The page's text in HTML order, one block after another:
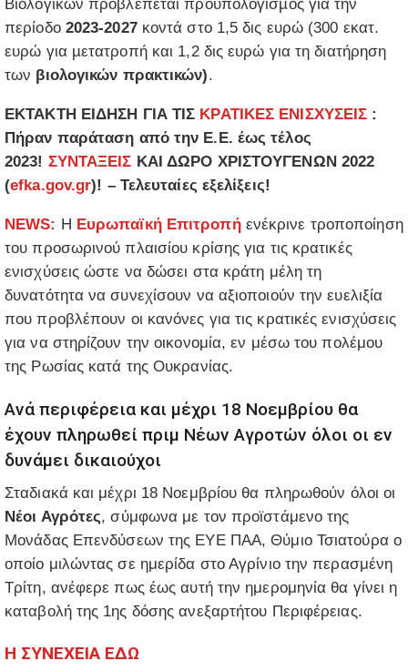
Βιολογικών προβλέπεται προϋπολογισµός για την
περίοδο 2023-2027κοντά στο 1,5 δις ευρώ (300 εκατ.
ευρώ για µετατροπή και 1,2 δις ευρώ για τη διατήρηση
των βιολογικών πρακτικών).
ΕΚΤΑΚΤΗ ΕΙΔΗΣΗ ΓΙΑ ΤΙΣ ΚΡΑΤΙΚΕΣ ΕΝΙΣΧΥΣΕΙΣ :
Πήραν παράταση από την Ε.Ε. έως τέλος
2023! ΣΥΝΤΑΞΕΙΣ ΚΑΙ ΔΩΡΟ ΧΡΙΣΤΟΥΓΕΝΩΝ 2022
(efka.gov.gr)! – Τελευταίες εξελίξεις!
NEWS: Η Ευρωπαϊκή Επιτροπήενέκρινε τροποποίηση
του προσωρινού πλαισίου κρίσης για τις κρατικές
ενισχύσεις ώστε να δώσει στα κράτη μέλη τη
δυνατότητα να συνεχίσουν να αξιοποιούν την ευελιξία
που προβλέπουν οι κανόνες για τις κρατικές ενισχύσεις
για να στηρίζουν την οικονομία, εν μέσω του πολέμου
της Ρωσίας κατά της Ουκρανίας.
Ανά περιφέρεια και μέχρι 18 Νοεμβρίου θα
έχουν πληρωθεί πριμ Νέων Αγροτών όλοι οι εν
δυνάμει δικαιούχοι
Σταδιακά και μέχρι 18 Νοεμβρίου θα πληρωθούν όλοι οι
Νέοι Αγρότες, σύμφωνα με τον προϊστάμενο της
Μονάδας Επενδύσεων της ΕΥΕ ΠΑΑ, Θύμιο Τσιατούρα ο
οποίο μιλώντας σε ημερίδα στο Αγρίνιο την περασμένη
Τρίτη, ανέφερε πως έως αυτή την ημερομηνία θα γίνει η
καταβολή της 1ης δόσης ανεξαρτήτου Περιφέρειας.
Η ΣΥΝΕΧΕΙΑ ΕΔΩ